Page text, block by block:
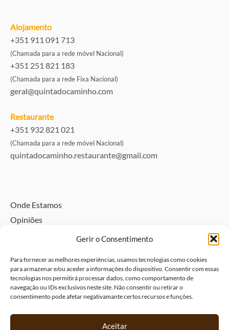
Gerir o Consentimento
Para fornecer as melhores experiências, usamos tecnologias como cookies
para armazenar e/ou aceder a informações do dispositivo. Consentir com essas
tecnologias nos permitirá processar dados, como comportamento de
navegação ou IDs exclusivos neste site. Não consentir ou retirar o
consentimento pode afetar negativamante certos recursos e funções.
Aceitar
Alojamento
+351 911 091 713
(Chamada para a rede móvel Nacional)
+351 251 821 183
(Chamada para a rede Fixa Nacional)
geral@quintadocaminho.com
Restaurante
+351 932 821 021
(Chamada para a rede móvel Nacional)
quintadocaminho.restaurante@gmail.com
Onde Estamos
Opiniões
Política de Privacidade e Dados Pessoais
Livro de Visitas
Livro de elogios